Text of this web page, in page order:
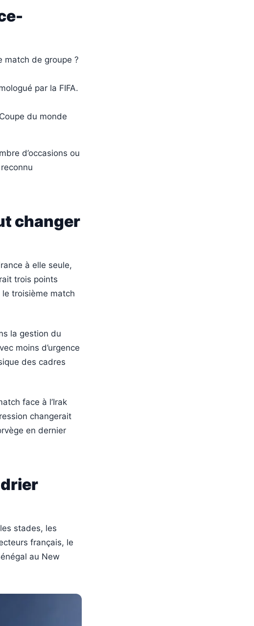
match de groupe ?
par la FIFA.
du monde
d’occasions ou
changer
à elle seule,
trois points
le troisième match
la gestion du
moins d’urgence
des cadres
face à l’Irak
changerait
en dernier
stades, les
français, le
au New